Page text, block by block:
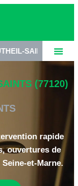
(77120)
rapide
ouvertures de
et-Marne.